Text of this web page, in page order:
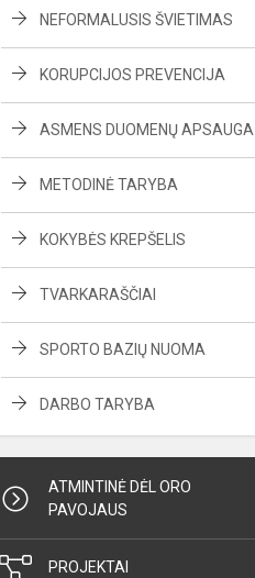
NEFORMALUSIS ŠVIETIMAS
KORUPCIJOS PREVENCIJA
ASMENS DUOMENŲ APSAUGA
METODINĖ TARYBA
KOKYBĖS KREPŠELIS
TVARKARAŠČIAI
SPORTO BAZIŲ NUOMA
DARBO TARYBA
ATMINTINĖ DĖL ORO
PAVOJAUS
PROJEKTAI